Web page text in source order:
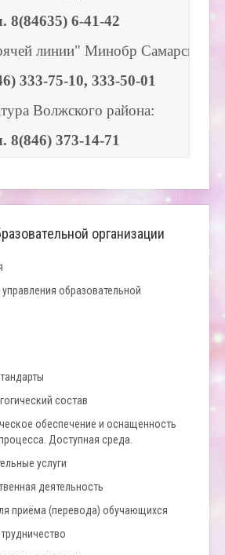
8(84635) 6-41-42
линии" Минобр Самарской
333-75-10, 333-50-01
Волжского района:
8(846) 373-14-71
организации
образовательной
состав
обеспечение и оснащенность
Доступная среда.
услуги
деятельность
приёма (перевода) обучающихся